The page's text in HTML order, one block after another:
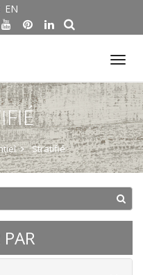
EN
Stratifié
PAR